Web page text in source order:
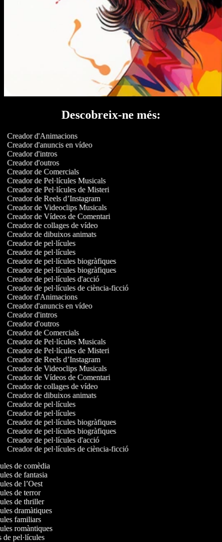
Descobreix-ne més:
Creador d'Animacions
Creador d'anuncis en vídeo
Creador d'intros
Creador d'outros
Creador de Comercials
Creador de Pel·lícules Musicals
Creador de Pel·lícules de Misteri
Creador de Reels d’Instagram
Creador de Videoclips Musicals
Creador de Vídeos de Comentari
Creador de collages de vídeo
Creador de dibuixos animats
Creador de pel·lícules
Creador de pel·lícules
Creador de pel·lícules biogràfiques
Creador de pel·lícules biogràfiques
Creador de pel·lícules d'acció
Creador de pel·lícules de ciència-ficció
Creador d'Animacions
Creador d'anuncis en vídeo
Creador d'intros
Creador d'outros
Creador de Comercials
Creador de Pel·lícules Musicals
Creador de Pel·lícules de Misteri
Creador de Reels d’Instagram
Creador de Videoclips Musicals
Creador de Vídeos de Comentari
Creador de collages de vídeo
Creador de dibuixos animats
Creador de pel·lícules
Creador de pel·lícules
Creador de pel·lícules biogràfiques
Creador de pel·lícules biogràfiques
Creador de pel·lícules d'acció
Creador de pel·lícules de ciència-ficció
de comèdia
de fantasia
de l’Oest
de terror
de thriller
dramàtiques
familiars
romàntiques
de pel·lícules